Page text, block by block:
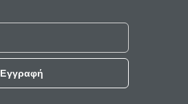
Εγγραφή